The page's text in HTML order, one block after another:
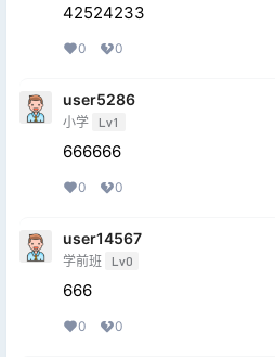
42524233
0 0
user5286
小学 Lv1
666666
0 0
user14567
学前班 Lv0
666
0 0